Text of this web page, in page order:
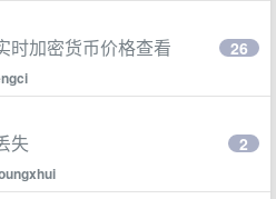
时加密货币价格查看 26
失 2